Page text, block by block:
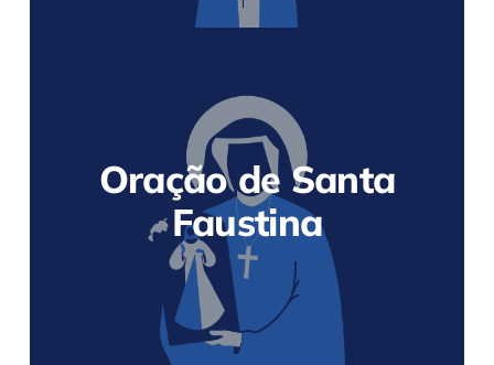
Oração de Santa
Faustina